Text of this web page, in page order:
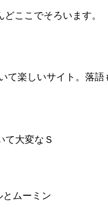
ここでそろいます。
て楽しいサイト。落語
て大変なＳ
ムーミン